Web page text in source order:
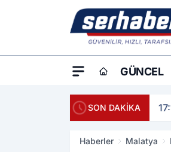
GÜNCEL
SON DAKİKA
Haberler Malatya